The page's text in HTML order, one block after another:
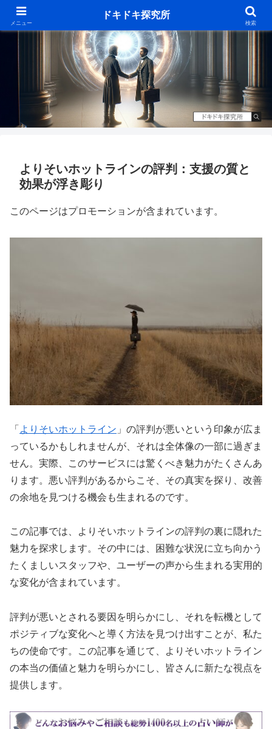
よりそいホットラインの評判：支援の質と
効果が浮き彫り
このページはプロモーションが含まれています。
「 よりそいホットライン 」の評判が悪いという印象が広ま
っているかもしれませんが、それは全体像の一部に過ぎま
せん。実際、このサービスには驚くべき魅力がたくさんあ
ります。悪い評判があるからこそ、その真実を探り、改善
の余地を見つける機会も生まれるのです。
この記事では、よりそいホットラインの評判の裏に隠れた
魅力を探求します。その中には、困難な状況に立ち向かう
たくましいスタッフや、ユーザーの声から生まれる実用的
な変化が含まれています。
評判が悪いとされる要因を明らかにし、それを転機として
ポジティブな変化へと導く方法を見つけ出すことが、私た
ちの使命です。この記事を通じて、よりそいホットライン
の本当の価値と魅力を明らかにし、皆さんに新たな視点を
提供します。
メニュー
ドキドキ探究所
検索